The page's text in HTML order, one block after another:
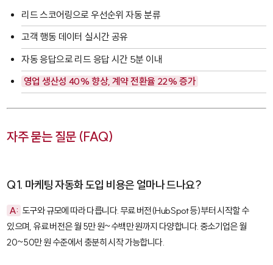
리드 스코어링으로 우선순위 자동 분류
고객 행동 데이터 실시간 공유
자동 응답으로 리드 응답 시간 5분 이내
영업 생산성 40% 향상, 계약 전환율 22% 증가
자주 묻는 질문 (FAQ)
Q1. 마케팅 자동화 도입 비용은 얼마나 드나요?
A: 도구와 규모에 따라 다릅니다. 무료 버전(HubSpot 등)부터 시작할 수
있으며, 유료 버전은 월 5만 원~수백만 원까지 다양합니다. 중소기업은 월
20~50만 원 수준에서 충분히 시작 가능합니다.